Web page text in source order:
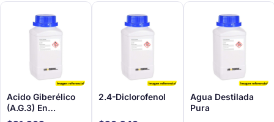
Acido Giberélico
(A.G.3) En
Solución De 15 Ml
2.4-Diclorofenol
Agua Destilada
Pura